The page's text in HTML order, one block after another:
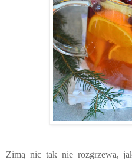
Zimą nic tak nie rozgrzewa,